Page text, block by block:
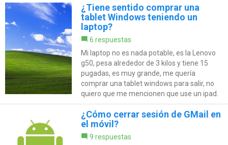
¿Tiene sentido comprar una
tablet Windows teniendo un
laptop?
6 respuestas
Mi laptop no es nada potable, es la Lenovo
g50, pesa alrededor de 3 kilos y tiene 15
pugadas, es muy grande, me quería
comprar una tablet windows para salir, no
quiero que me mencionen que use un ipad.
¿Cómo cerrar sesión de GMail en
el móvil?
9 respuestas